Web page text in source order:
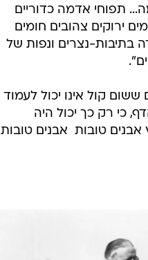
תפוחי אדמה כדוריים
ירוקים צהובים חומים
בתיבות-נצרים ונפות של
ששום קול אינו יכול לעמוד
כי רק כך יכול היה
טובות  אבנים טובות